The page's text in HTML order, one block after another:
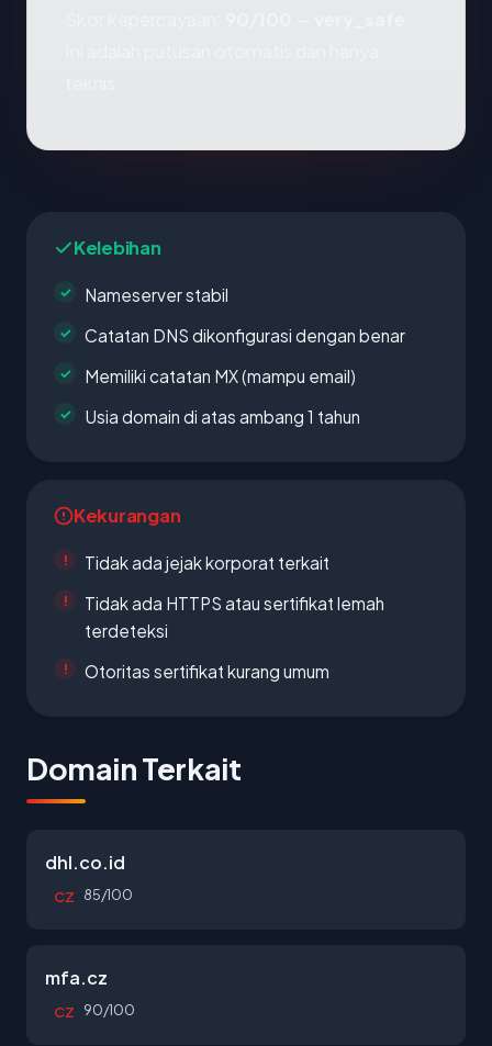
Kelebihan
Nameserver stabil
Catatan DNS dikonfigurasi dengan benar
Memiliki catatan MX (mampu email)
Usia domain di atas ambang 1 tahun
Kekurangan
Tidak ada jejak korporat terkait
Tidak ada HTTPS atau sertifikat lemah
terdeteksi
Otoritas sertifikat kurang umum
Domain Terkait
dhl.co.id
CZ 85/100
mfa.cz
CZ 90/100